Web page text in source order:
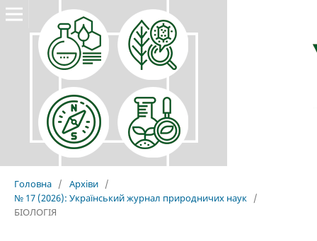
Головна / Архіви /
№ 17 (2026): Український журнал природничих наук /
БІОЛОГІЯ